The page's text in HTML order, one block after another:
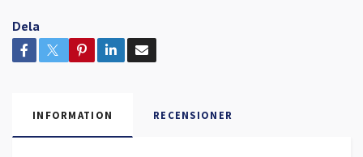
Dela
INFORMATION RECENSIONER